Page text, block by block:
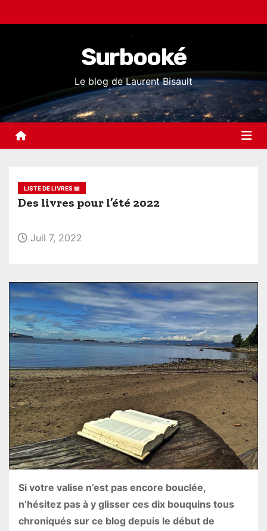
k
t
o
Surbooké
Le blog de Laurent Bisault
LISTE DE LIVRES 📖
Des livres pour l’été 2022
Juil 7, 2022
Si votre valise n’est pas encore bouclée,
n’hésitez pas à y glisser ces dix bouquins tous
chroniqués sur ce blog depuis le début de